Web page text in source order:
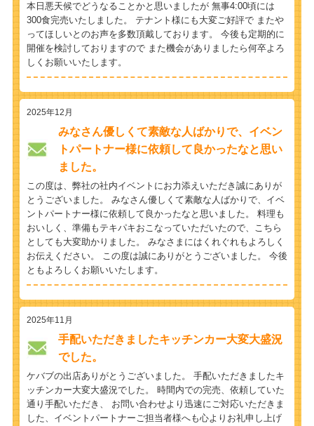
本日悪天候でどうなることかと思いましたが 無事4:00頃には
300食完売いたしました。 テナント様にも大変ご好評で またや
ってほしいとのお声を多数頂戴しております。 今後も定期的に
開催を検討しておりますので また機会がありましたら何卒よろ
しくお願いいたします。
2025年12月
みなさん優しくて素敵な人ばかりで、イベン
トパートナー様に依頼して良かったなと思い
ました。
この度は、弊社の社内イベントにお力添えいただき誠にありが
とうございました。 みなさん優しくて素敵な人ばかりで、イベ
ントパートナー様に依頼して良かったなと思いました。 料理も
おいしく、準備もテキパキおこなっていただいたので、こちら
としても大変助かりました。 みなさまにはくれぐれもよろしく
お伝えください。 この度は誠にありがとうございました。 今後
ともよろしくお願いいたします。
2025年11月
手配いただきましたキッチンカー大変大盛況
でした。
ケバブの出店ありがとうございました。 手配いただきましたキ
ッチンカー大変大盛況でした。 時間内での完売、依頼していた
通り手配いただき、 お問い合わせより迅速にご対応いただきま
した、イベントパートナーご担当者様へも心よりお礼申し上げ